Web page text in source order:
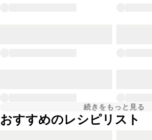
続きをもっと見る
おすすめのレシピリスト